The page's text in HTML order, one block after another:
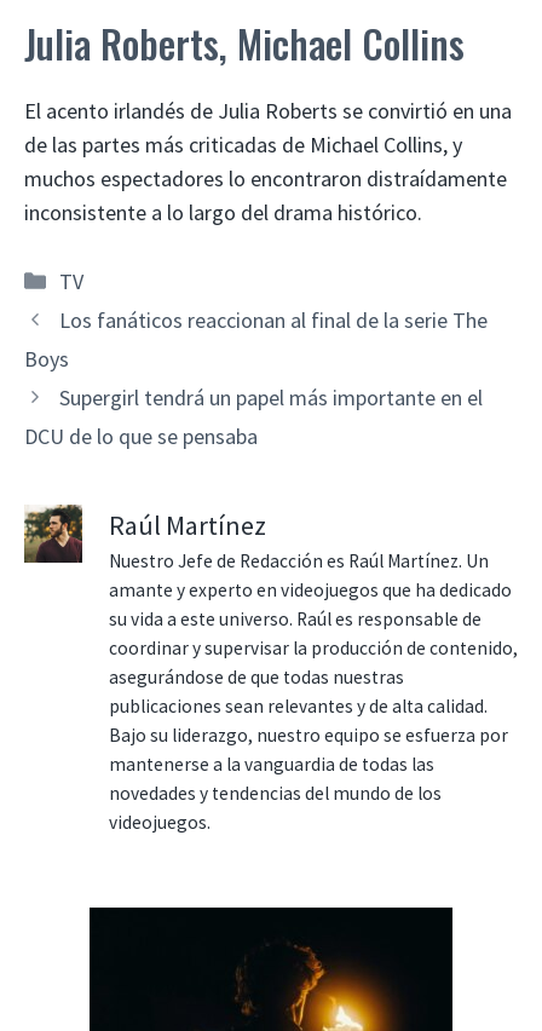
Julia Roberts, Michael Collins
El acento irlandés de Julia Roberts se convirtió en una
de las partes más criticadas de Michael Collins, y
muchos espectadores lo encontraron distraídamente
inconsistente a lo largo del drama histórico.
Categorías
TV
Los fanáticos reaccionan al final de la serie The
Boys
Supergirl tendrá un papel más importante en el
DCU de lo que se pensaba
Raúl Martínez
Nuestro Jefe de Redacción es Raúl Martínez. Un
amante y experto en videojuegos que ha dedicado
su vida a este universo. Raúl es responsable de
coordinar y supervisar la producción de contenido,
asegurándose de que todas nuestras
publicaciones sean relevantes y de alta calidad.
Bajo su liderazgo, nuestro equipo se esfuerza por
mantenerse a la vanguardia de todas las
novedades y tendencias del mundo de los
videojuegos.